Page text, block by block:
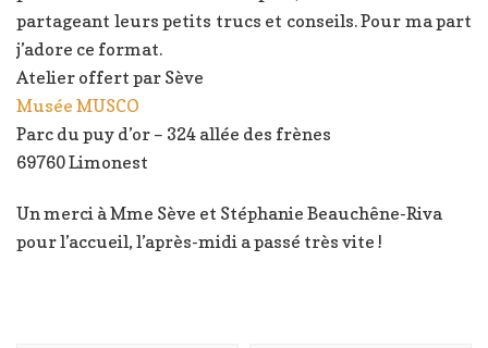
partageant leurs petits trucs et conseils. Pour ma part
j’adore ce format.
Atelier offert par Sève
Musée MUSCO
Parc du puy d’or – 324 allée des frènes
69760 Limonest
Un merci à Mme Sève et Stéphanie Beauchêne-Riva
pour l’accueil, l’après-midi a passé très vite !